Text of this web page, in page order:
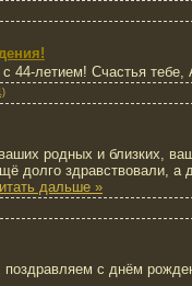
летием! Счастья тебе,
родных и близких,
долго здравствовали,
дальше »
с днём